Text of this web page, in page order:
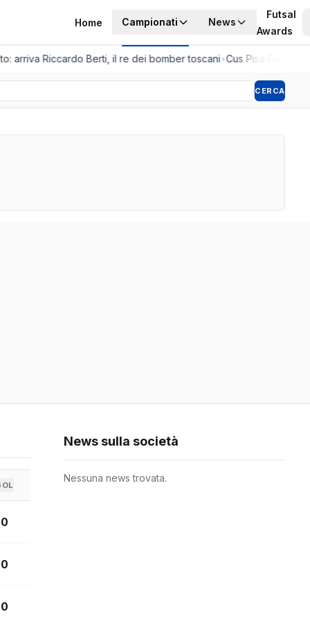
Home Campionati News
Futsal
Awards
arriva Riccardo Berti, il re dei bomber toscani•Cus Pisa
CERCA
0
0
0
News sulla società
Nessuna news trovata.